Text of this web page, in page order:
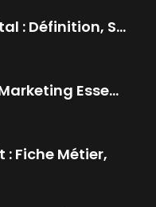
Marketing Digital : Définition, Stratégies, et
Les Stratégies Marketing Essentielles Pour Dominer
: Fiche Métier,